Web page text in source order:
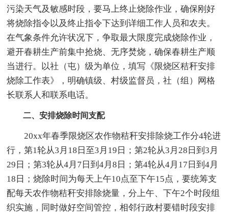
污染天气及敏感时段，要马上终止烧除作业，确保刚好
将烧除指令以及终止指令下达到详细工作人员和农夫。
在气象条件允许状况下，争取最大限度完成烧除作业，
避开春耕生产前集中抢烧、无序焚烧，确保春耕生产顺
当进行。以社（屯）级为单位，填写《限烧区秸秆安排
烧除工作表》，明确镇级、村级监督员，社（组）网格
长联系人和联系电话。
二、安排烧除时间支配
20xx年春季限烧区农作物秸秆安排除烧工作分4轮进
行，第1轮从3月18日至3月19日；第2轮从3月28日到3月
29日；第3轮从4月7日到4月8日；第4轮从4月17日到4月
18日；烧除时间为每天上午10点至下午15点，要统筹支
配每天农作物秸秆安排除烧量，分上午、下午2个时段组
织实施，同时做好空间管控，相邻行政村要错时段安排